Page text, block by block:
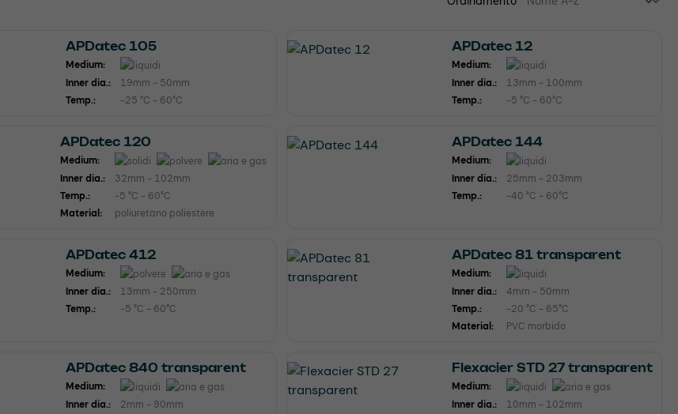
APDatec 105
Medium:
Inner dia.:
19mm - 50mm
Temp.:
-25 °C - 60°C
APDatec 12
Medium:
Inner dia.:
13mm - 100mm
Temp.:
-5 °C - 60°C
APDatec 120
Medium:
Inner dia.:
32mm - 102mm
Temp.:
-5 °C - 60°C
Material:
poliuretano poliestere
APDatec 144
Medium:
Inner dia.:
25mm - 203mm
Temp.:
-40 °C - 60°C
APDatec 412
Medium:
Inner dia.:
13mm - 250mm
Temp.:
-5 °C - 60°C
APDatec 81 transparent
Medium:
Inner dia.:
4mm - 50mm
Temp.:
-20 °C - 65°C
Material:
PVC morbido
APDatec 840 transparent
Medium:
Inner dia.:
2mm - 90mm
Flexacier STD 27 transparent
Medium:
Inner dia.:
10mm - 102mm